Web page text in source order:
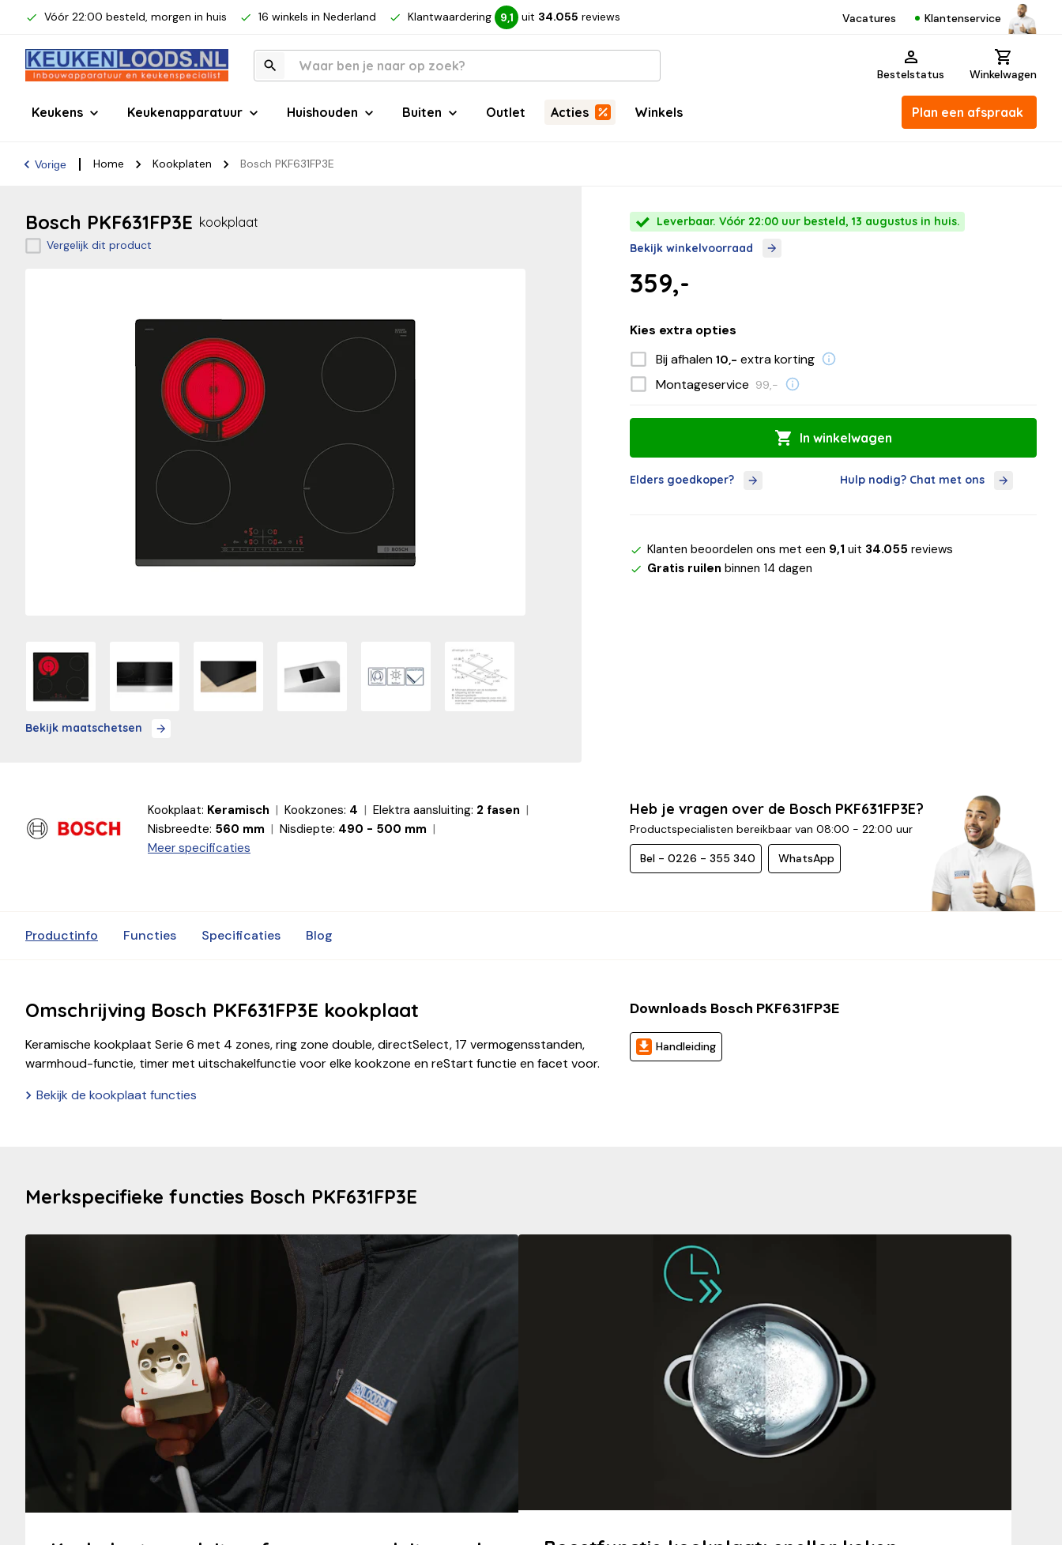
Vóór 22:00 besteld, morgen in huis 16 winkels in Nederland Klantwaardering 9,1 uit 34.055 reviews Vacatures Klantenservice
Bestelstatus Winkelwagen
Keukens Keukenapparatuur Huishouden Buiten Outlet Acties Winkels Plan een afspraak
Vorige Home Kookplaten Bosch PKF631FP3E
Bosch PKF631FP3E kookplaat
Vergelijk dit product
Bekijk maatschetsen
Leverbaar. Vóór 22:00 uur besteld, 13 augustus in huis.
Bekijk winkelvoorraad
359,-
Kies extra opties
Bij afhalen10,- extra korting
Montageservice 99,-
In winkelwagen
Elders goedkoper? Hulp nodig? Chat met ons
Klanten beoordelen ons met een 9,1 uit 34.055 reviews
Gratis ruilen binnen 14 dagen
Kookplaat: Keramisch Kookzones: 4 Elektra aansluiting: 2 fasen
Nisbreedte: 560 mm Nisdiepte: 490 - 500 mm
Meer specificaties
Heb je vragen over de Bosch PKF631FP3E?
Productspecialisten bereikbaar van 08:00 - 22:00 uur
Bel - 0226 - 355 340 WhatsApp
Productinfo Functies Specificaties Blog
Omschrijving Bosch PKF631FP3E kookplaat
Keramische kookplaat Serie 6 met 4 zones, ring zone double, directSelect, 17 vermogensstanden,
warmhoud-functie, timer met uitschakelfunctie voor elke kookzone en reStart functie en facet voor.
Bekijk de kookplaat functies
Downloads Bosch PKF631FP3E
Handleiding
Merkspecifieke functies Bosch PKF631FP3E